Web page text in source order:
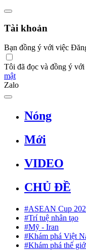
Tài khoản
Bạn đồng ý với việc
Tôi đã đọc và đồng ý với
mật
Zalo
Nóng
Mới
VIDEO
CHỦ ĐỀ
#ASEAN Cup
#Trí tuệ nhân tạo
#Mỹ - Iran
#Khám phá Việt
#Khám phá thế